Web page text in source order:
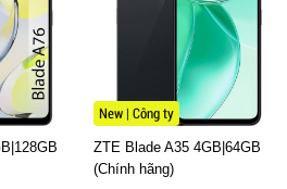
New | Công ty
Tecno Spark Go 2 3GB|64GB
(Chính hãng)